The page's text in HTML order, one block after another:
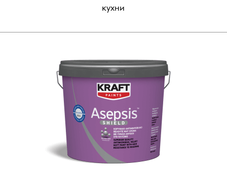
кухни